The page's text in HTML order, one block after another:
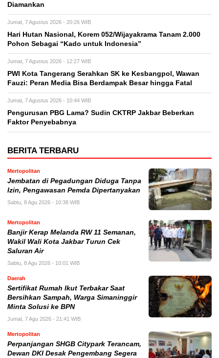
Diamankan
Jumat, 7 Agustus 2026 - 20:26 WIB
Hari Hutan Nasional, Korem 052/Wijayakrama Tanam 2.000
Pohon Sebagai “Kado untuk Indonesia”
Jumat, 7 Agustus 2026 - 12:27 WIB
PWI Kota Tangerang Serahkan SK ke Kesbangpol, Wawan
Fauzi: Peran Media Bisa Berdampak Besar hingga Fatal
Jumat, 7 Agustus 2026 - 10:44 WIB
Pengurusan PBG Lama? Sudin CKTRP Jakbar Beberkan
Faktor Penyebabnya
BERITA TERBARU
Mertopolitan
Jembatan di Pegadungan Diduga Tanpa
Izin, Pengawasan Pemda Dipertanyakan
Sabtu, 8 Agu 2026 - 10:38 WIB
Mertopolitan
Banjir Kerap Melanda RW 11 Semanan,
Wakil Wali Kota Jakbar Turun Cek
Saluran Air
Sabtu, 8 Agu 2026 - 10:01 WIB
Daerah
Sertifikat Rumah Ikut Terbakar Saat
Bersihkan Sampah, Warga Simaninggir
Minta Solusi ke BPN
Jumat, 7 Agu 2026 - 21:41 WIB
Mertopolitan
Perpanjangan SHGB Citypark Terancam,
Dewan DKI Desak Pengembang Segera